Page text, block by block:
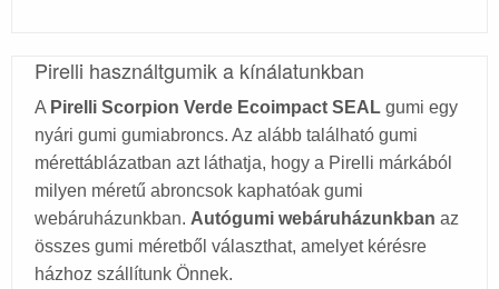
Pirelli használtgumik a kínálatunkban
A Pirelli Scorpion Verde Ecoimpact SEAL gumi egy
nyári gumi gumiabroncs. Az alább található gumi
mérettáblázatban azt láthatja, hogy a Pirelli márkából
milyen méretű abroncsok kaphatóak gumi
webáruházunkban. Autógumi webáruházunkban az
összes gumi méretből választhat, amelyet kérésre
házhoz szállítunk Önnek.